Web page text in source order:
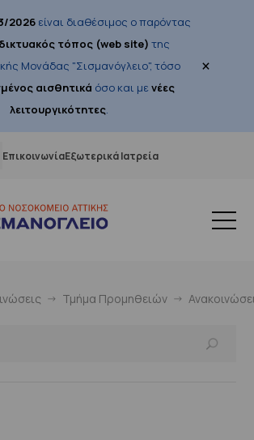
2026είναι διαθέσιμος ο παρόντας
τόπος (web site) της
Μονάδας "Σισμανόγλειο", τόσο
αισθητικά όσο και μενέες
λειτουργικότητες.
×
ΕπικοινωνίαΕξωτερικά Ιατρεία
Τμήμα Προμηθειών